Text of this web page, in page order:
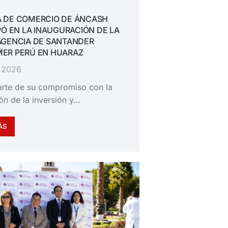
COMERCIO DE ÁNCASH
EN LA INAUGURACIÓN DE LA
DE SANTANDER
PERÚ EN HUARAZ
de su compromiso con la
de la inversión y…